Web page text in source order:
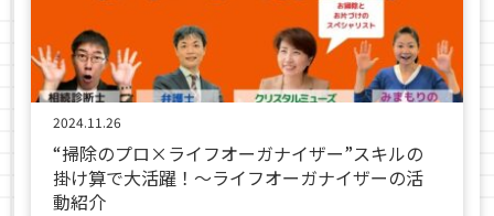
2024.11.26
“掃除のプロ×ライフオーガナイザー”スキルの
掛け算で大活躍！～ライフオーガナイザーの活
動紹介